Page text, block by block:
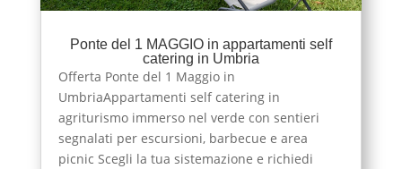
Ponte del 1 MAGGIO in appartamenti self
catering in Umbria
Offerta Ponte del 1 Maggio in
UmbriaAppartamenti self catering in
agriturismo immerso nel verde con sentieri
segnalati per escursioni, barbecue e area
picnic Scegli la tua sistemazione e richiedi